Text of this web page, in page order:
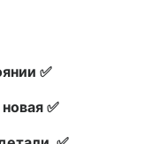
✅
✅